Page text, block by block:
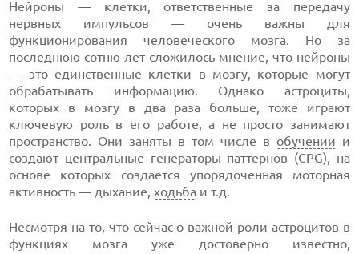
Нейроны — клетки, ответственные за передачу
нервных импульсов — очень важны для
функционирования человеческого мозга. Но за
последнюю сотню лет сложилось мнение, что нейроны
— это единственные клетки в мозгу, которые могут
обрабатывать информацию. Однако астроциты,
которых в мозгу в два раза больше, тоже играют
ключевую роль в его работе, а не просто занимают
пространство. Они заняты в том числе в обучении и
создают центральные генераторы паттернов (CPG), на
основе которых создается упорядоченная моторная
активность — дыхание,ходьба и т.д.
Несмотря на то, что сейчас о важной роли астроцитов в
функциях мозга уже достоверно известно,